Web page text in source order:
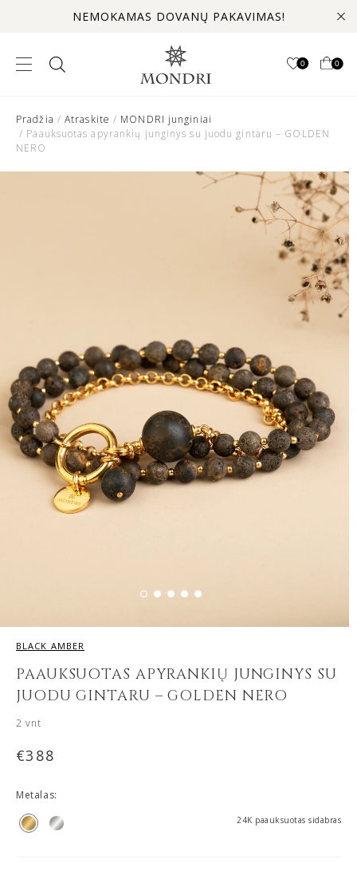
NEMOKAMAS DOVANŲ PAKAVIMAS!
0 0
Pradžia /Atraskite / MONDRI junginiai
/ Paauksuotas apyrankių junginys su juodu gintaru – GOLDEN
NERO
BLACK AMBER
PAAUKSUOTAS APYRANKIŲ JUNGINYS SU
JUODU GINTARU – GOLDEN NERO
2 vnt
€388
Metalas:
24K paauksuotas sidabras